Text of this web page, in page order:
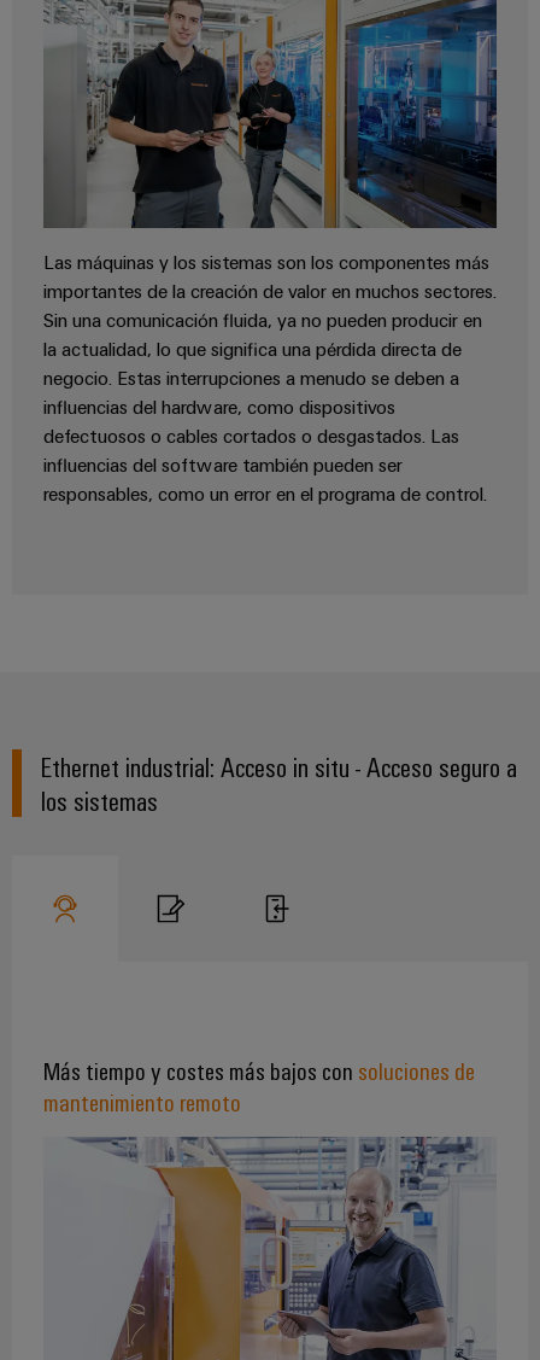
residuales
Soluciones
para
la
industria
residuales
de
cables
Application
Centre
Novedades
de producto
Conectividad
práctica para
tu industria.
Nuestras
novedades
para
Industrial
Connectivity.
Las máquinas y los sistemas son los componentes más
importantes de la creación de valor en muchos sectores.
Sin una comunicación fluida, ya no pueden producir en
la actualidad, lo que significa una pérdida directa de
negocio. Estas interrupciones a menudo se deben a
influencias del hardware, como dispositivos
defectuosos o cables cortados o desgastados. Las
influencias del software también pueden ser
responsables, como un error en el programa de control.
Ethernet industrial: Acceso in situ - Acceso seguro a
los sistemas
Más tiempo y costes más bajos con soluciones de
mantenimiento remoto